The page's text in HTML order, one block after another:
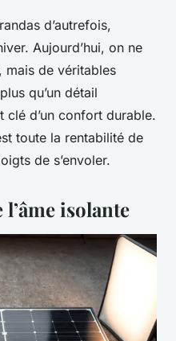
d’autrefois,
Aujourd’hui, on ne
mais de véritables
qu’un détail
clé d’un confort durable.
toute la rentabilité de
de s’envoler.
isolante